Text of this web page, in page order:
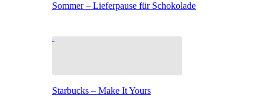
Sommer – Lieferpause für Schokolade
Starbucks – Make It Yours